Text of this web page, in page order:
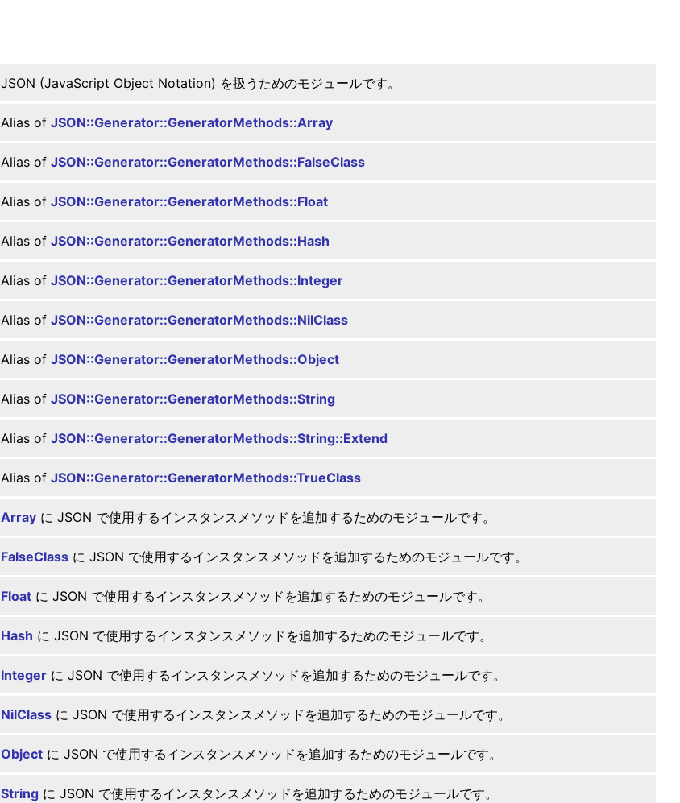
JSON (JavaScript Object Notation) を扱うためのモジュールです。
Alias of JSON::Generator::GeneratorMethods::Array
Alias of JSON::Generator::GeneratorMethods::FalseClass
Alias of JSON::Generator::GeneratorMethods::Float
Alias of JSON::Generator::GeneratorMethods::Hash
Alias of JSON::Generator::GeneratorMethods::Integer
Alias of JSON::Generator::GeneratorMethods::NilClass
Alias of JSON::Generator::GeneratorMethods::Object
Alias of JSON::Generator::GeneratorMethods::String
Alias of JSON::Generator::GeneratorMethods::String::Extend
Alias of JSON::Generator::GeneratorMethods::TrueClass
Arrayに JSON で使用するインスタンスメソッドを追加するためのモジュールです。
FalseClassに JSON で使用するインスタンスメソッドを追加するためのモジュールです。
Floatに JSON で使用するインスタンスメソッドを追加するためのモジュールです。
Hash に JSON で使用するインスタンスメソッドを追加するためのモジュールです。
Integerに JSON で使用するインスタンスメソッドを追加するためのモジュールです。
NilClassに JSON で使用するインスタンスメソッドを追加するためのモジュールです。
Objectに JSON で使用するインスタンスメソッドを追加するためのモジュールです。
Stringに JSON で使用するインスタンスメソッドを追加するためのモジュールです。